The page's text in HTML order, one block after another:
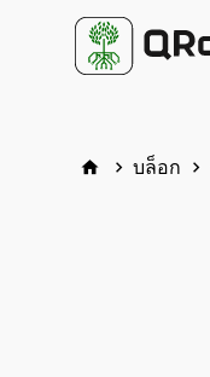
home keyboard_arrow_right บล็อก keyboard_arrow_right